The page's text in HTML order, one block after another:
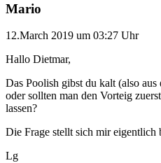
Mario
12.March 2019 um 03:27 Uhr
Hallo Dietmar,
Das Poolish gibst du kalt (also
oder sollten man den Vorteig
lassen?
Die Frage stellt sich mir eigentlich
Lg